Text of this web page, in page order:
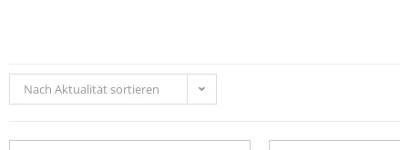
Nach Aktualität sortieren